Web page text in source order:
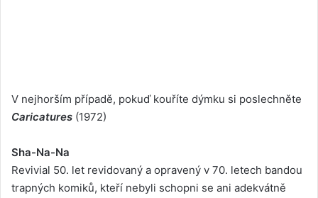
V nejhorším případě, pokuď kouříte dýmku si poslechněte
Caricatures (1972)
Sha-Na-Na
Revivial 50. let revidovaný a opravený v 70. letech bandou
trapných komiků, kteří nebyli schopni se ani adekvátně